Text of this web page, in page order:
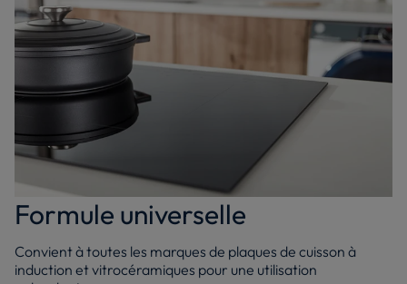
Formule universelle
Convient à toutes les marques de plaques de cuisson à
induction et vitrocéramiques pour une utilisation